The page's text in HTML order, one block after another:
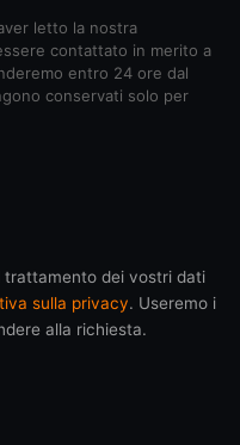
letto la nostra
contattato in merito a
entro 24 ore dal
conservati solo per
dei vostri dati
sulla privacy. Useremo i
alla richiesta.